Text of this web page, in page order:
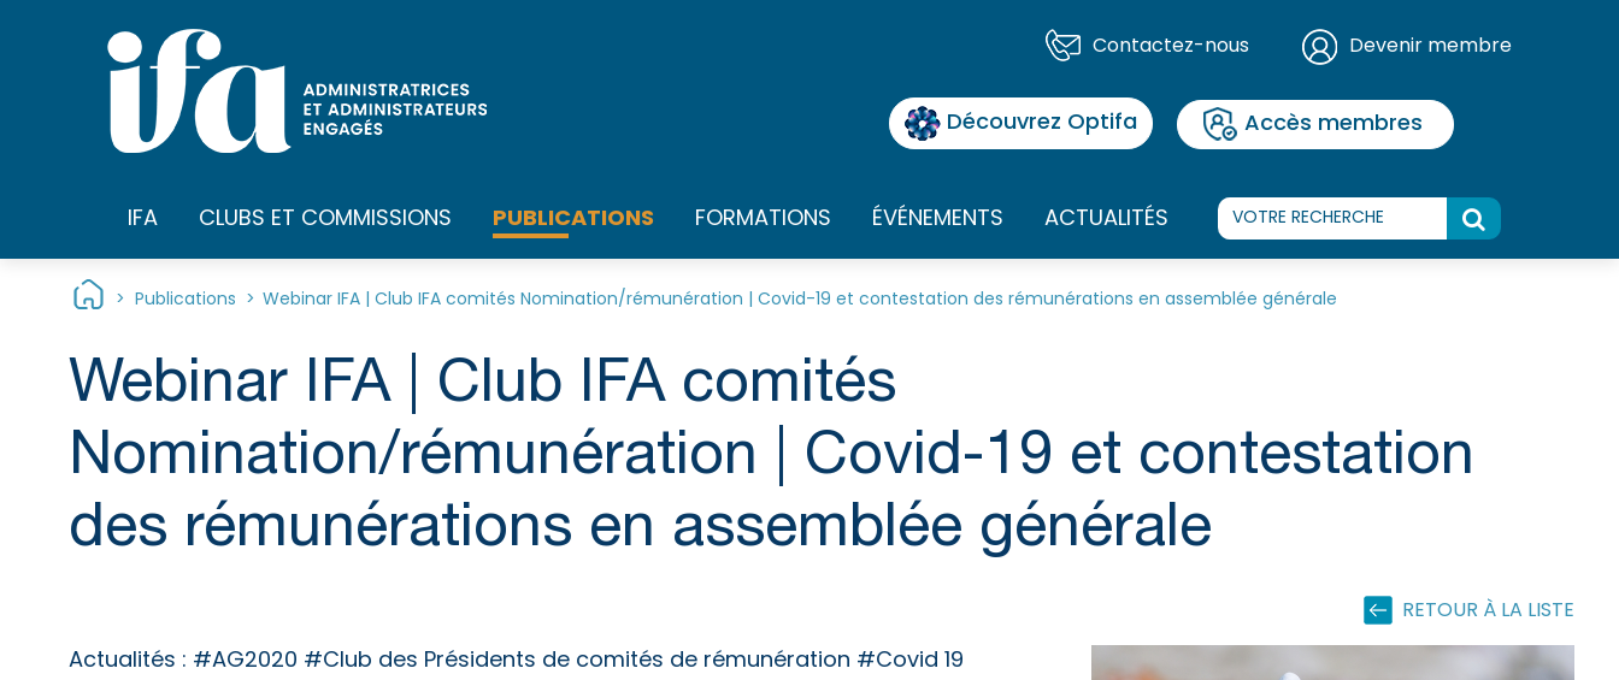
Contactez-nous
Devenir membre
Découvrez Optifa Accès membres
IFA CLUBS ET COMMISSIONS PUBLICATIONS FORMATIONS ÉVÉNEMENTS ACTUALITÉS
> Publications > Webinar IFA | Club IFA comités Nomination/rémunération | Covid-19 et contestation des rémunérations en assemblée générale
Webinar IFA | Club IFA comités
Nomination/rémunération | Covid-19 et contestation
des rémunérations en assemblée générale
RETOUR À LA LISTE
Actualités : #AG2020 #Club des Présidents de comités de rémunération #Covid 19